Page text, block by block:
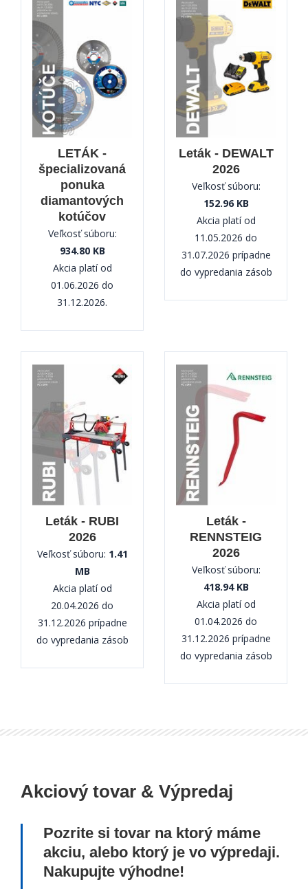
LETÁK -
špecializovaná
ponuka
diamantových
kotúčov
Veľkosť súboru:
934.80 KB
Akcia platí od
01.06.2026 do
31.12.2026.
Leták - DEWALT
2026
Veľkosť súboru:
152.96 KB
Akcia platí od
11.05.2026 do
31.07.2026 prípadne
do vypredania zásob
Leták - RUBI
2026
Veľkosť súboru: 1.41
MB
Akcia platí od
20.04.2026 do
31.12.2026 prípadne
do vypredania zásob
Leták -
RENNSTEIG
2026
Veľkosť súboru:
418.94 KB
Akcia platí od
01.04.2026 do
31.12.2026 prípadne
do vypredania zásob
Akciový tovar & Výpredaj
Pozrite si tovar na ktorý máme
akciu, alebo ktorý je vo výpredaji.
Nakupujte výhodne!